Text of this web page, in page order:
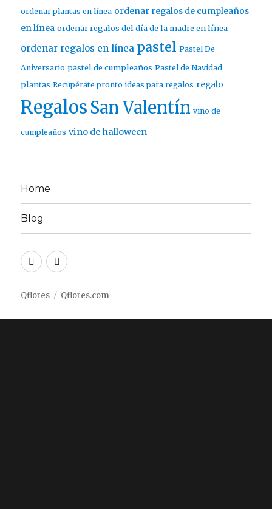
ordenar plantas en línea ordenar regalos de cumpleaños
en línea ordenar regalos del día de la madre en línea
ordenar regalos en línea pastel Pastel De
Aniversario pastel de cumpleaños Pastel de Navidad
plantas Recupérate pronto ideas para regalos regalo
Regalos San Valentín vino de
cumpleaños vino de halloween
Home
Blog
TwitterFacebook
Qflores Qflores.com